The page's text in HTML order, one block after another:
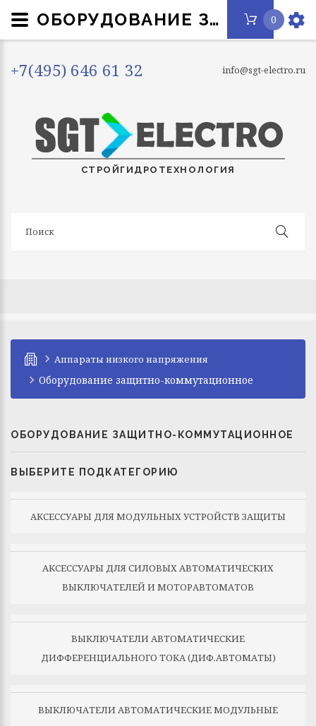
+7(495) 646 61 32 info@sgt-electro.ru
СТРОЙГИДРОТЕХНОЛОГИЯ
0
Аппараты низкого напряжения
Оборудование защитно-коммутационное
ОБОРУДОВАНИЕ ЗАЩИТНО-КОММУТАЦИОННОЕ
ВЫБЕРИТЕ ПОДКАТЕГОРИЮ
АКСЕССУАРЫ ДЛЯ МОДУЛЬНЫХ УСТРОЙСТВ ЗАЩИТЫ
АКСЕССУАРЫ ДЛЯ СИЛОВЫХ АВТОМАТИЧЕСКИХ
ВЫКЛЮЧАТЕЛЕЙ И МОТОРАВТОМАТОВ
ВЫКЛЮЧАТЕЛИ АВТОМАТИЧЕСКИЕ
ДИФФЕРЕНЦИАЛЬНОГО ТОКА (ДИФ.АВТОМАТЫ)
ВЫКЛЮЧАТЕЛИ АВТОМАТИЧЕСКИЕ МОДУЛЬНЫЕ
ОБОРУДОВАНИЕ ЗАЩИТНО-КОММУТАЦИОННОЕ